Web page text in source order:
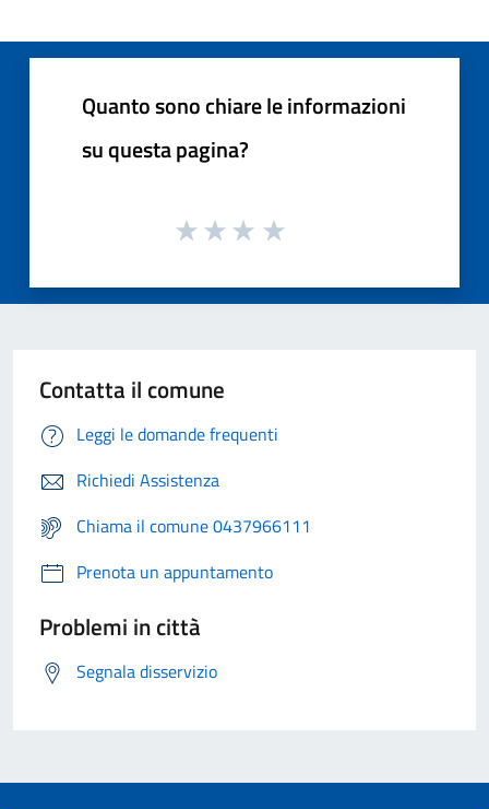
Quanto sono chiare le informazioni
su questa pagina?
Contatta il comune
Leggi le domande frequenti
Richiedi Assistenza
Chiama il comune 0437966111
Prenota un appuntamento
Problemi in città
Segnala disservizio